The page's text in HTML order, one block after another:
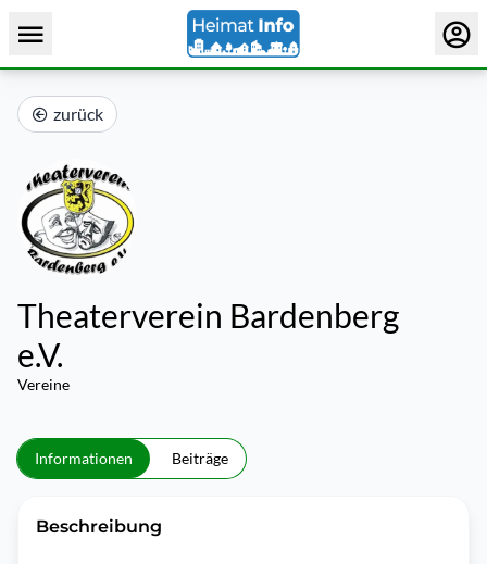
zurück
Theaterverein Bardenberg
e.V.
Vereine
Informationen Beiträge
Beschreibung